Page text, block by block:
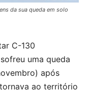
da sua queda em solo
C-130
uma queda
após
ao território